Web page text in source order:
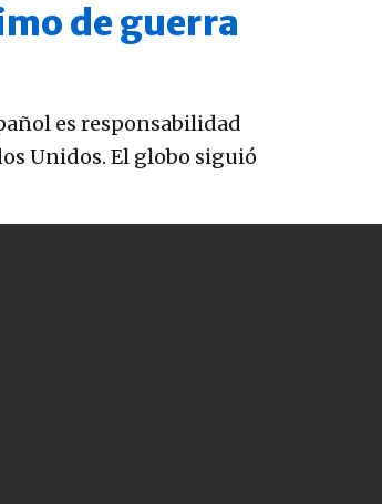
de guerra
es responsabilidad
Unidos. El globo siguió